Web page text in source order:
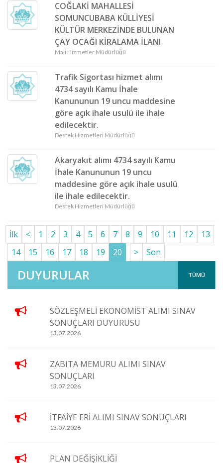
TÜMÜ
DUYURULAR
SÖZLEŞMELİ EKONOMİST ALIMI SINAV
SONUÇLARI DUYURUSU
13.07.2026
ZABITA MEMURU ALIMI SINAV
SONUÇLARI
13.07.2026
İTFAİYE ERİ ALIMI SINAV SONUÇLARI
13.07.2026
PLAN DEĞİŞİKLİĞİ
COĞLAKİ MAHALLESİ
SOMUNCUBABA KÜLLİYESİ
KÜLTÜR MERKEZİNDE BULUNAN
ÇAY OCAĞI KİRALAMA İLANI
Mali Hizmetler Müdürlüğü
Trafik Sigortası hizmet alımı
4734 sayılı Kamu İhale
Kanununun 19 uncu maddesine
göre açık ihale usulü ile ihale
edilecektir.
Destek Hizmetleri Müdürlüğü
Akaryakıt alımı 4734 sayılı Kamu
İhale Kanununun 19 uncu
maddesine göre açık ihale usulü
ile ihale edilecektir.
Destek Hizmetleri Müdürlüğü
İlk < 1 2 3 4 5 6 7 8 9 10 11 12
13
14
15 16 17 18 19 20 > Son